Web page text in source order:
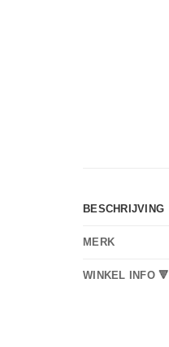
BESCHRIJVING
MERK
WINKEL INFO 🔻